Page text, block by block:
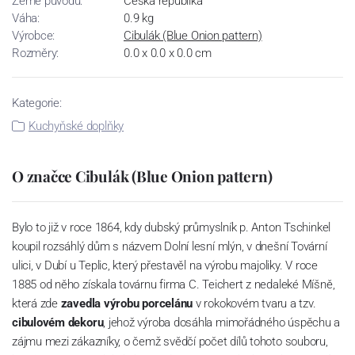
Váha:
0.9 kg
Výrobce:
Cibulák (Blue Onion pattern)
Rozměry:
0.0 x 0.0 x 0.0 cm
Kategorie:
Kuchyňské doplňky
O značce Cibulák (Blue Onion pattern)
Bylo to již v roce 1864, kdy dubský průmyslník p. Anton Tschinkel
koupil rozsáhlý dům s názvem Dolní lesní mlýn, v dnešní Tovární
ulici, v Dubí u Teplic, který přestavěl na výrobu majoliky. V roce
1885 od něho získala továrnu firma C. Teichert z nedaleké Míšně,
která zde zavedla výrobu porcelánu v rokokovém tvaru a tzv.
cibulovém dekoru, jehož výroba dosáhla mimořádného úspěchu a
zájmu mezi zákazníky, o čemž svědčí počet dílů tohoto souboru,